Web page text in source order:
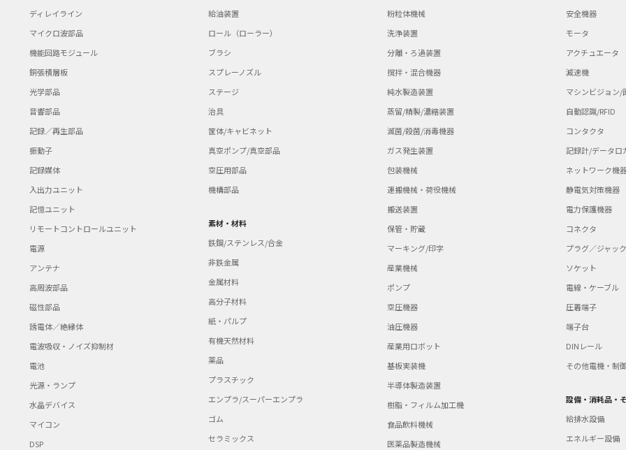
ディレイライン
マイクロ波部品
機能回路モジュール
銅張積層板
光学部品
音響部品
記録／再生部品
振動子
記録媒体
入出力ユニット
記憶ユニット
リモートコントロールユニット
電源
アンテナ
高周波部品
磁性部品
誘電体／絶縁体
電波吸収・ノイズ抑制材
電池
光源・ランプ
水晶デバイス
マイコン
DSP
給油装置
ロール（ローラー）
ブラシ
スプレーノズル
ステージ
治具
筐体/キャビネット
真空ポンプ/真空部品
空圧用部品
機構部品
素材・材料
鉄鋼/ステンレス/合金
非鉄金属
金属材料
高分子材料
紙・パルプ
有機天然材料
薬品
プラスチック
エンプラ/スーパーエンプラ
ゴム
セラミックス
粉粒体機械
洗浄装置
分離・ろ過装置
撹拌・混合機器
純水製造装置
蒸留/精製/濃縮装置
滅菌/殺菌/消毒機器
ガス発生装置
包装機械
運搬機械・荷役機械
搬送装置
保管・貯蔵
マーキング/印字
産業機械
ポンプ
空圧機器
油圧機器
産業用ロボット
基板実装機
半導体製造装置
樹脂・フィルム加工機
食品飲料機械
医薬品製造機械
安全機器
モータ
アクチュエータ
減速機
マシンビジョン/
自動認識/RFID
コンタクタ
記録計/データロ
ネットワーク機
静電気対策機器
電力保護機器
コネクタ
プラグ／ジャック
ソケット
電線・ケーブル
圧着端子
端子台
DINレール
その他電機・制御
設備・消耗品・
給排水設備
エネルギー設備